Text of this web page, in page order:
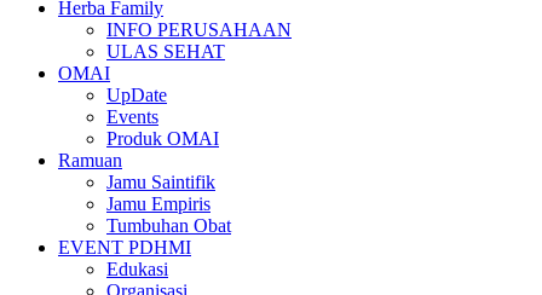
Herba Family
INFO PERUSAHAAN
ULAS SEHAT
OMAI
UpDate
Events
Produk OMAI
Ramuan
Jamu Saintifik
Jamu Empiris
Tumbuhan Obat
EVENT PDHMI
Edukasi
Organisasi